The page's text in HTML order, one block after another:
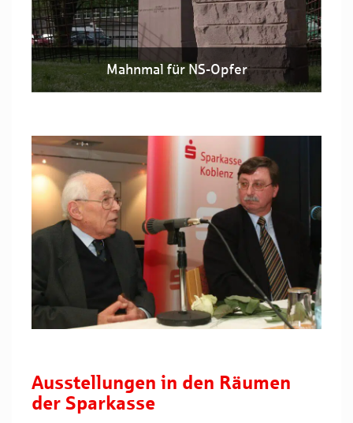
Mahnmal für NS-Opfer
Ausstellungen in den Räumen
der Sparkasse